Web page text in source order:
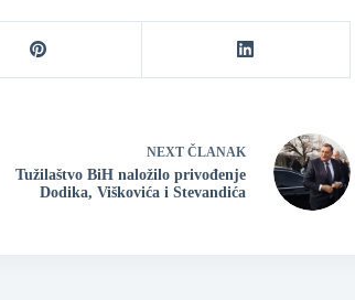
NEXT ČLANAK
Tužilaštvo BiH naložilo privođenje
Dodika, Viškovića i Stevandića